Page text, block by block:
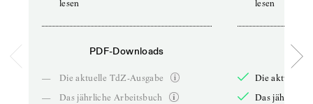
lesen
PDF-Downloads
—
Die aktuelle TdZ-Ausgabe
—
Das jährliche Arbeitsbuch
lesen
Die aktuelle
Das jährliche